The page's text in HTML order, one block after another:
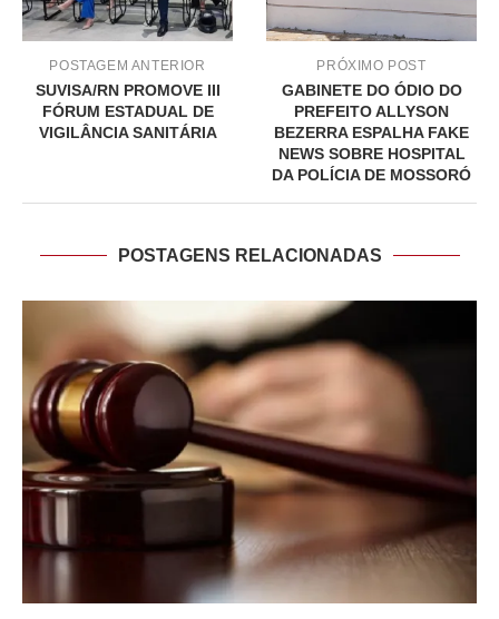
POSTAGEM ANTERIOR
SUVISA/RN PROMOVE III
FÓRUM ESTADUAL DE
VIGILÂNCIA SANITÁRIA
PRÓXIMO POST
GABINETE DO ÓDIO DO
PREFEITO ALLYSON
BEZERRA ESPALHA FAKE
NEWS SOBRE HOSPITAL
DA POLÍCIA DE MOSSORÓ
POSTAGENS RELACIONADAS